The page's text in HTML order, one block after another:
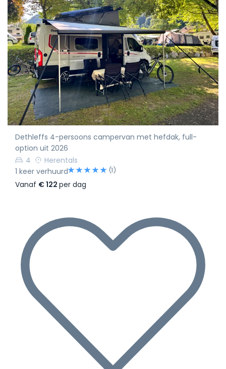
Dethleffs 4-persoons campervan met hefdak, full-
option uit 2026
4
Herentals
1 keer verhuurd
(1)
Vanaf € 122 per dag